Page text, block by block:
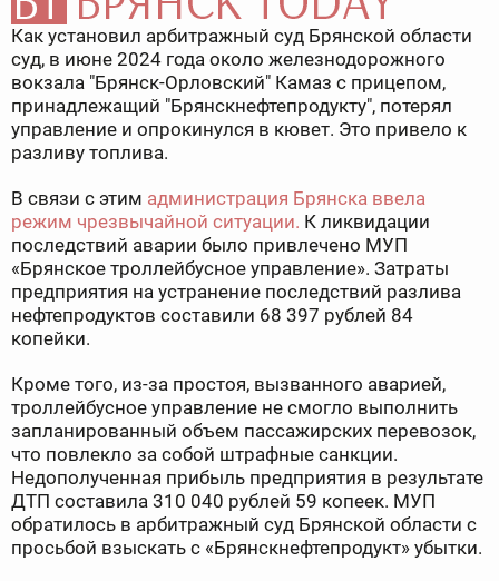
Как установил арбитражный суд Брянской области
суд, в июне 2024 года около железнодорожного
вокзала "Брянск-Орловский" Камаз с прицепом,
принадлежащий "Брянскнефтепродукту", потерял
управление и опрокинулся в кювет. Это привело к
разливу топлива.
В связи с этим администрация Брянска ввела
режим чрезвычайной ситуации. К ликвидации
последствий аварии было привлечено МУП
«Брянское троллейбусное управление». Затраты
предприятия на устранение последствий разлива
нефтепродуктов составили 68 397 рублей 84
копейки.
Кроме того, из-за простоя, вызванного аварией,
троллейбусное управление не смогло выполнить
запланированный объем пассажирских перевозок,
что повлекло за собой штрафные санкции.
Недополученная прибыль предприятия в результате
ДТП составила 310 040 рублей 59 копеек. МУП
обратилось в арбитражный суд Брянской области с
просьбой взыскать с «Брянскнефтепродукт» убытки.